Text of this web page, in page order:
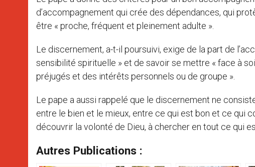
d’accompagnement qui crée des dépendances, qui
être « proche, fréquent et pleinement adulte ».
Le discernement, a-t-il poursuivi, exige de la part de
sensibilité spirituelle » et de savoir se mettre « face à
préjugés et des intérêts personnels ou de groupe ».
Le pape a aussi rappelé que le discernement ne
entre le bien et le mieux, entre ce qui est bon et ce qui
découvrir la volonté de Dieu, à chercher en tout ce qui
Autres Publications :